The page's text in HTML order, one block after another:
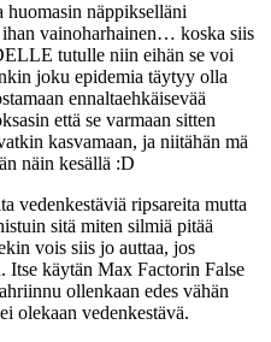
näppikselläni
vainoharhainen… koska siis
tutulle niin eihän se voi
joku epidemia täytyy olla
ennaltaehkäisevää
että se varmaan sitten
kasvamaan, ja niitähän mä
näin kesällä :D
vedenkestäviä ripsareita mutta
sitä miten silmiä pitää
vois siis jo auttaa, jos
Itse käytän Max Factorin False
ollenkaan edes vähän
olekaan vedenkestävä.